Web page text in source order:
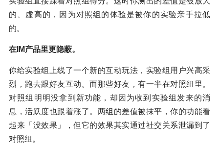
的、虚高的，因为对照组的体验是被你的实验亲手拉低
的。
在IM产品里更隐蔽。
你给实验组上线了一个新的互动玩法，实验组用户兴高采
烈，跑去跟好友互动。而那些好友，有一半在对照组里。
对照组明明没拿到新功能，却因为收到实验组发来的消
息，活跃度也跟着涨了。两组的差值被抹平，你的功能看
起来「没效果」，但它的效果其实通过社交关系泄漏到了
对照组。